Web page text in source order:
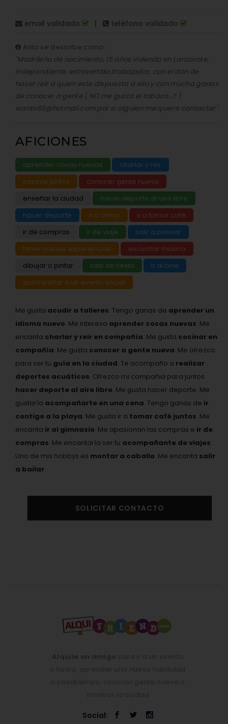
email validado | teléfono validado
Anto se describe como:
"Madrileño de nacimiento, 15 años viviendo en Lanzarote,
independiente, extrovertido,trabajador, con el don de
hacer reir a quien este dispuesta a ello y con mucha ganas
de conocer a gente ( NO me gusta el tabaco…? )
wanto65@hotmail.com por si alguien me quiere contactar"
AFICIONES
aprender cosas nuevas
charlar y reir
cocinar juntos
conocer gente nueva
enseñar la ciudad
hacer deporte al aire libre
hacer deporte
ir a cenar
ir a tomar café
ir de compras
ir de viaje
salir a pasear
tener nuevas experiencias
escuchar música
dibujar o pintar
salir de fiesta
ir al cine
acompañar a un evento social
Me gusta acudir a talleres. Tengo ganas de aprender un
idioma nuevo. Me interesa aprender cosas nuevas. Me
encanta charlar y reir en compañía. Me gusta cocinar en
compañía. Me gusta conocer a gente nueva. Me ofrezco
para ser tu guía en la ciudad. Te acompaño a realizar
deportes acuáticos. Ofrezco mi compañia para juntos
hacer deporte al aire libre. Me gusta hacer deporte. Me
gustaría acompañarte en una cena. Tengo ganas de ir
contigo a la playa. Me gusta ir a tomar café juntos. Me
encanta ir al gimnasio. Me apasionan las compras e ir de
compras. Me encantaría ser tu acompañante de viajes.
Uno de mis hobbys es montar a caballo. Me encanta salir
a bailar.
SOLICITAR CONTACTO
Social: